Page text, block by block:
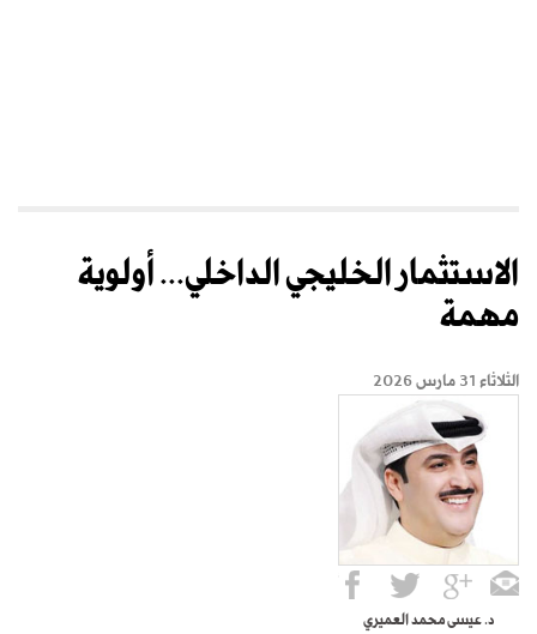
الاستثمار الخليجي الداخلي... أولوية
مهمة
الثلاثاء 31 مارس 2026
د. عيسى محمد العميري